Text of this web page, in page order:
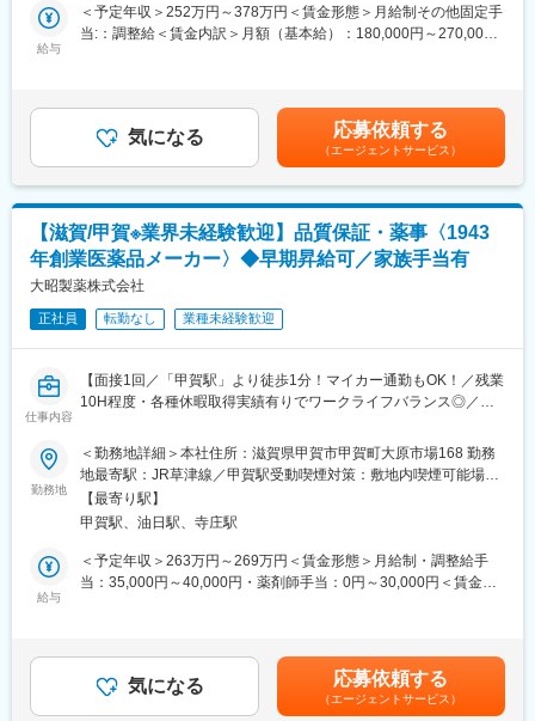
(1)製造部門：
(2)製造業務：
製造工場が医薬品をスムーズに生産出来るように、資材・原料の
■製品について：https://www.daisho-s.jp/
大昭製薬は、1943年創業のOTC医薬品メーカーです。咳止めや鼻
炎薬、ビタミン剤など幅広い製品を製造販売しています。原料か
ら出荷まで一貫した製造体制と、各工程での丁寧な品質チェック
が強みです。「すべてはみなさまの健康のために」をモットー
に、安全で高品質な医薬品を提供しています。
■当社について：
大昭製薬株式会社では、原料から混合・製剤・包装・発送までを
一貫して行っています。
認だけでなく、原薬受け入れ時、造粒後など製造工程の各所で品
質チェックを行い、最終製品が高品質となるよう、各工程の管理
を徹底し丁寧に製造しています。
給与
＜予定年収＞252万円～378万円＜賃金形態＞月給制その他固定手
当:：調整給＜賃金内訳＞月額（基本給）：180,000円～270,000
■賞与：・あり(前年実績あり) ・年2回(前年実績) ・賞与月数計
1.00ヶ月分(前年実績) 賃金はあくまでも目安の金額であり、選考
を通じて上下する可能性があります。月給(月額)は固定手当を含め
た表記です。
気になる 応募依頼する
（エージェントサービス）
【滋賀/甲賀※業界未経験歓迎】品質保証・薬事〈1943
年創業医薬品メーカー〉◆早期昇給可／家族手当有
大昭製薬株式会社
正社員 転勤なし 業種未経験歓迎
仕事内容
【面接1回／「甲賀駅」より徒歩1分！マイカー通勤もOK！／残業
10H程度・各種休暇取得実績有りでワークライフバランス◎／家
有】
■職務概要：
当社の信頼性保証部 品質保証課において品質保証及び薬事業務の
全般をお任せ致します。
■職務詳細：
アリングし、情報提供や製品改善などを行います。
<薬事>：
・医薬品承認申請や発売後薬事対応（申請書作成・行政窓口対
勤務地
＜勤務地詳細＞本社住所：滋賀県甲賀市甲賀町大原市場168 勤務
地最寄駅：JR草津線／甲賀駅受動喫煙対策：敷地内喫煙可能場所
あり変更の範囲：無
【最寄り駅】
甲賀駅、油日駅、寺庄駅
給与
＜予定年収＞263万円～269万円＜賃金形態＞月給制・調整給手
当：35,000円～40,000円・薬剤師手当：0円～30,000円＜賃金内
職給与、学歴、経験、資格、スキルを考慮の上、決定します。※一
律固定手当：調整給手当※資格手当（薬剤師）：30,000円■賞与：
年２回 (昨年度実績：基本給の総計1箇月分)■昇給：年1回(昨年度
気になる 応募依頼する
（エージェントサービス）